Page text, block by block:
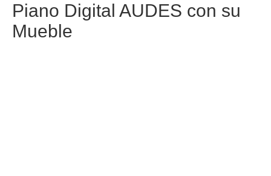
Piano Digital AUDES con su
Mueble